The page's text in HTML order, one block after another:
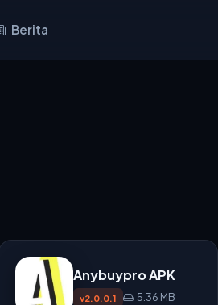
Berita
Anybuypro APK
v2.0.0.1 5.36 MB